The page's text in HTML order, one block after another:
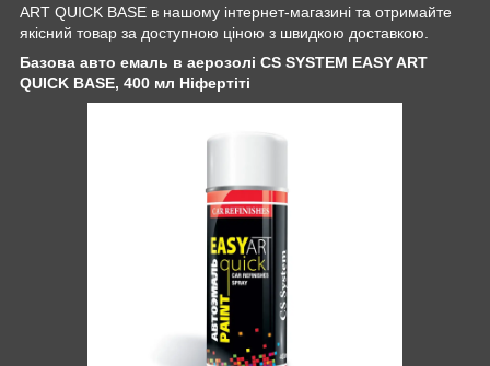
ART QUICK BASE в нашому інтернет-магазині та отримайте
якісний товар за доступною ціною з швидкою доставкою.
Базова авто емаль в аерозолі CS SYSTEM EASY ART
QUICK BASE, 400 мл Ніфертіті